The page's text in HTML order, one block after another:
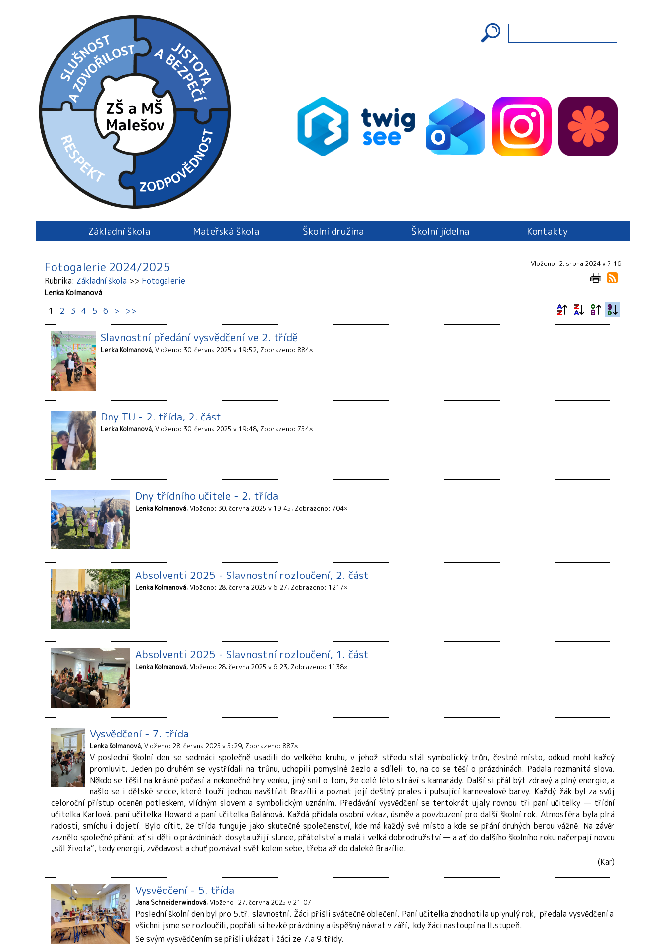
Základní škola Mateřská škola Školní družina Školní jídelna Kontakty
Fotogalerie 2024/2025
Rubrika Základní škola Fotogalerie
Lenka Kolmanová
Vloženo: 2. srpna 2024 v 7:16
1 2 3 4 5 6 > >>
Slavnostní předání vysvědčení ve 2. třídě
Lenka Kolmanová Vloženo: 30. června 2025 v 19:52 Zobrazeno: 884×
Dny TU - 2. třída, 2. část
Lenka Kolmanová Vloženo: 30. června 2025 v 19:48 Zobrazeno: 754×
Dny třídního učitele - 2. třída
Lenka Kolmanová Vloženo: 30. června 2025 v 19:45 Zobrazeno: 704×
Absolventi 2025 - Slavnostní rozloučení, 2. část
Lenka Kolmanová Vloženo: 28. června 2025 v 6:27 Zobrazeno: 1217×
Absolventi 2025 - Slavnostní rozloučení, 1. část
Lenka Kolmanová Vloženo: 28. června 2025 v 6:23 Zobrazeno: 1138×
Vysvědčení - 7. třída
Lenka Kolmanová Vloženo: 28. června 2025 v 5:29 Zobrazeno: 887×
V poslední školní den se sedmáci společně usadili do velkého kruhu, v jehož středu stál symbolický trůn, čestné místo, odkud mohl každý
promluvit. Jeden po druhém se vystřídali na trůnu, uchopili pomyslné žezlo a sdíleli to, na co se těší o prázdninách. Padala rozmanitá slova.
Někdo se těšil na krásné počasí a nekonečné hry venku, jiný snil o tom, že celé léto stráví s kamarády. Další si přál být zdravý a plný energie, a
našlo se i dětské srdce, které touží jednou navštívit Brazílii a poznat její deštný prales i pulsující karnevalové barvy. Každý žák byl za svůj
celoroční přístup oceněn potleskem, vlídným slovem a symbolickým uznáním. Předávání vysvědčení se tentokrát ujaly rovnou tři paní učitelky — třídní
učitelka Karlová, paní učitelka Howard a paní učitelka Balánová. Každá přidala osobní vzkaz, úsměv a povzbuzení pro další školní rok. Atmosféra byla plná
radosti, smíchu i dojetí. Bylo cítit, že třída funguje jako skutečné společenství, kde má každý své místo a kde se přání druhých berou vážně. Na závěr
zaznělo společné přání: ať si děti o prázdninách dosyta užijí slunce, přátelství a malá i velká dobrodružství — a ať do dalšího školního roku načerpají novou
„sůl života“, tedy energii, zvědavost a chuť poznávat svět kolem sebe, třeba až do daleké Brazílie.
(Kar)
Vysvědčení - 5. třída
Jana Schneiderwindová Vloženo: 27. června 2025 v 21:07
Poslední školní den byl pro 5.tř. slavnostní. Žáci přišli svátečně oblečení. Paní učitelka zhodnotila uplynulý rok, předala vysvědčení a
všichni jsme se rozloučili, popřáli si hezké prázdniny a úspěšný návrat v září, kdy žáci nastoupí na II.stupeň.
Se svým vysvědčením se přišli ukázat i žáci ze 7.a 9.třídy.